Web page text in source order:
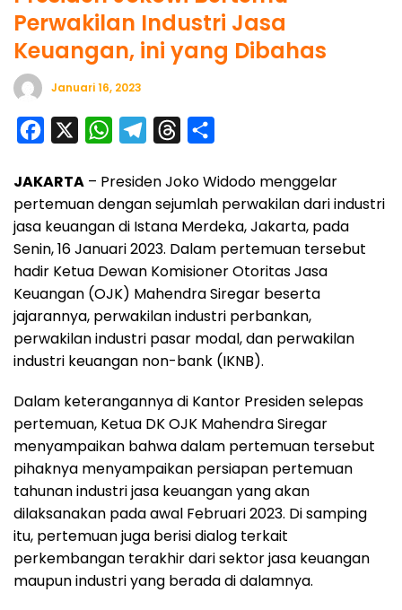
Perwakilan Industri Jasa
Keuangan, ini yang Dibahas
Januari 16, 2023
c
e
b
o
o
k
W
a
t
s
A
p
p
l
e
g
r
a
m
r
e
a
d
s
a
r
e
JAKARTA – Presiden Joko Widodo menggelar
pertemuan dengan sejumlah perwakilan dari industri
jasa keuangan di Istana Merdeka, Jakarta, pada
Senin, 16 Januari 2023. Dalam pertemuan tersebut
hadir Ketua Dewan Komisioner Otoritas Jasa
Keuangan (OJK) Mahendra Siregar beserta
jajarannya, perwakilan industri perbankan,
perwakilan industri pasar modal, dan perwakilan
industri keuangan non-bank (IKNB).
Dalam keterangannya di Kantor Presiden selepas
pertemuan, Ketua DK OJK Mahendra Siregar
menyampaikan bahwa dalam pertemuan tersebut
pihaknya menyampaikan persiapan pertemuan
tahunan industri jasa keuangan yang akan
dilaksanakan pada awal Februari 2023. Di samping
itu, pertemuan juga berisi dialog terkait
perkembangan terakhir dari sektor jasa keuangan
maupun industri yang berada di dalamnya.